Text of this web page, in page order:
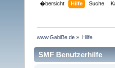
�bersicht Hilfe Suche
www.GabiBe.de » Hilfe
SMF Benutzerhilfe